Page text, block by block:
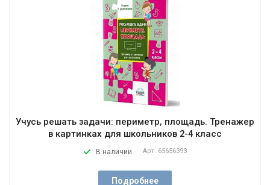
Учусь решать задачи: периметр, площадь. Тренажер
в картинках для школьников 2-4 класс
В наличии Арт. 65656393
Подробнее